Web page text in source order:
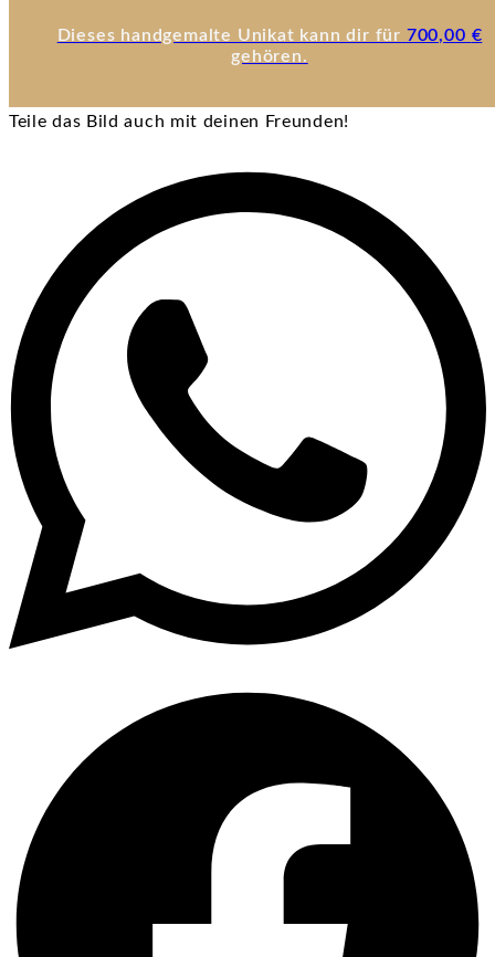
Dieses handgemalte Unikat kann dir für 700,00 €
gehören.
Teile das Bild auch mit deinen Freunden!